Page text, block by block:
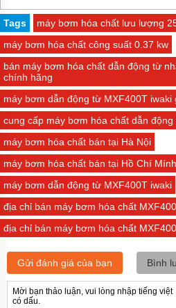
Tags
máy bơm hóa chất lưu lượng
máy bơm hóa chất công suất 0.37 kw
bán máy bơm hóa chất dẫn động từ
chính hãng
máy bơm dẫn động từ MXF400T iwaki
cung cấp máy bơm hóa chất dẫn động
máy bơm hóa chất bán tại Hà Nội
máy bơm hóa chất bán tại Hồ Chí Mính
máy bơm dẫn động từ MXF400T iwaki
địa chỉ bán máy bơm hóa chất
địa chỉ bán máy bơm hóa chất
Gửi đánh giá của bạn Bình